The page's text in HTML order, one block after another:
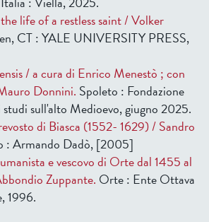
life of a restless saint / Volker
CT : YALE UNIVERSITY PRESS,
/ a cura di Enrico Menestò ; con
Donnini. Spoleto : Fondazione
sull'alto Medioevo, giugno 2025.
di Biasca (1552- 1629) / Sandro
: Armando Dadò, [2005]
e vescovo di Orte dal 1455 al
Zuppante. Orte : Ente Ottava
1996.